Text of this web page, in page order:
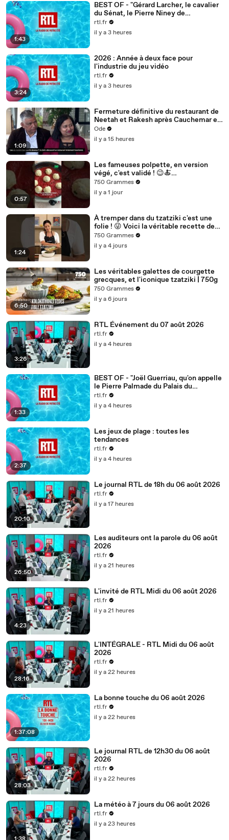
1:43
BEST OF - "Gérard Larcher, le cavalier
du Sénat, le Pierre Niney de
Rambouillet"
rtl.fr
il y a 3 heures
3:24
2026 : Année à deux face pour
l'industrie du jeu vidéo
rtl.fr
il y a 3 heures
1:09
Fermeture définitive du restaurant de
Neetah et Rakesh après Cauchemar en
cuisine, Philippe Etchebest pensait les
avoir sauvés
Ode
il y a 15 heures
0:57
Les fameuses polpette, en version
végé, c'est validé ! 😉🍝
Habituellement à la viande hachée, ces
750 Grammes
il y a 1 jour
1:24
À tremper dans du tzatziki c'est une
folie ! 😜 Voici la véritable recette des
kolokithokeftedes
750 Grammes
il y a 4 jours
6:50
Les véritables galettes de courgette
grecques, et l'iconique tzatziki | 750g
750 Grammes
il y a 6 jours
3:26
RTL Événement du 07 août 2026
rtl.fr
il y a 4 heures
1:33
BEST OF - "Joël Guerriau, qu'on appelle
le Pierre Palmade du Palais du
Luxembourg"
rtl.fr
il y a 4 heures
2:37
Les jeux de plage : toutes les
tendances
rtl.fr
il y a 4 heures
20:10
Le journal RTL de 18h du 06 août 2026
rtl.fr
il y a 17 heures
26:50
Les auditeurs ont la parole du 06 août
2026
rtl.fr
il y a 21 heures
4:23
L'invité de RTL Midi du 06 août 2026
rtl.fr
il y a 21 heures
28:16
L'INTÉGRALE - RTL Midi du 06 août
2026
rtl.fr
il y a 22 heures
1:37:08
La bonne touche du 06 août 2026
rtl.fr
il y a 22 heures
28:03
Le journal RTL de 12h30 du 06 août
2026
rtl.fr
il y a 22 heures
La météo à 7 jours du 06 août 2026
rtl.fr
il y a 23 heures